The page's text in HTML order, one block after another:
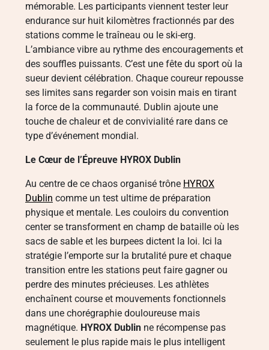
mémorable. Les participants viennent tester leur
endurance sur huit kilomètres fractionnés par des
stations comme le traîneau ou le ski-erg.
L’ambiance vibre au rythme des encouragements et
des souffles puissants. C’est une fête du sport où la
sueur devient célébration. Chaque coureur repousse
ses limites sans regarder son voisin mais en tirant
la force de la communauté. Dublin ajoute une
touche de chaleur et de convivialité rare dans ce
type d’événement mondial.
Le Cœur de l’Épreuve HYROX Dublin
Au centre de ce chaos organisé trône HYROX
Dublin comme un test ultime de préparation
physique et mentale. Les couloirs du convention
center se transforment en champ de bataille où les
sacs de sable et les burpees dictent la loi. Ici la
stratégie l’emporte sur la brutalité pure et chaque
transition entre les stations peut faire gagner ou
perdre des minutes précieuses. Les athlètes
enchaînent course et mouvements fonctionnels
dans une chorégraphie douloureuse mais
magnétique. HYROX Dublin ne récompense pas
seulement le plus rapide mais le plus intelligent